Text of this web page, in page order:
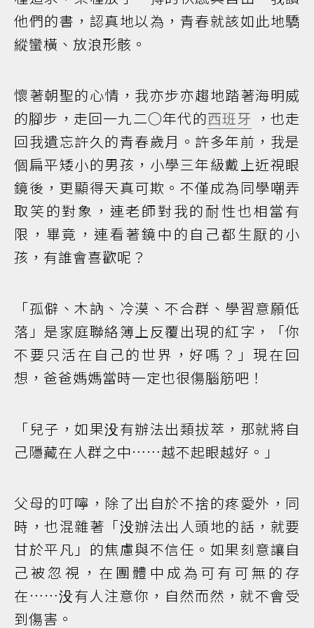
他們的書，認真地以為，青春就該如此地驕
縱蠻橫、放浪形骸。
懷著朝聖的心情，我亦步亦趨地踏著海明威
的腳步，走回一九二○年代的西班牙 ，也走
回我遺忘許久的青春歲月。許多年前，我是
個扁平矮小的男孩，小學三年級戴上近視眼
鏡後，更顯得天真可欺。不僅成為同學嘲弄
取笑的對象，連老師對我的耐性也相當有
限，畢竟，連看著鏡中的自己都生厭的小
孩，有誰會喜歡呢？
「孤僻、木訥、冷漠、不合群、學習意願低
落」是家庭聯絡簿上反覆出現的紅字，「你
不要只活在自己的世界，好嗎？」現在回
想，爸爸媽媽當時一定也很傷腦筋吧！
「兒子，如果没有辦法出類拔萃，那就將自
己隱藏在人群之中……越不起眼越好。」
父母的叮嚀，除了出自於不捨的疼愛外，同
時，也混雜著「没辦法出人頭地的話，就要
甘於平凡」的焦慮與不信任。如果刻意讓自
己被忽視，在團體中成為可有可無的存
在……没有人注意你，自然而然，就不會受
到傷害。